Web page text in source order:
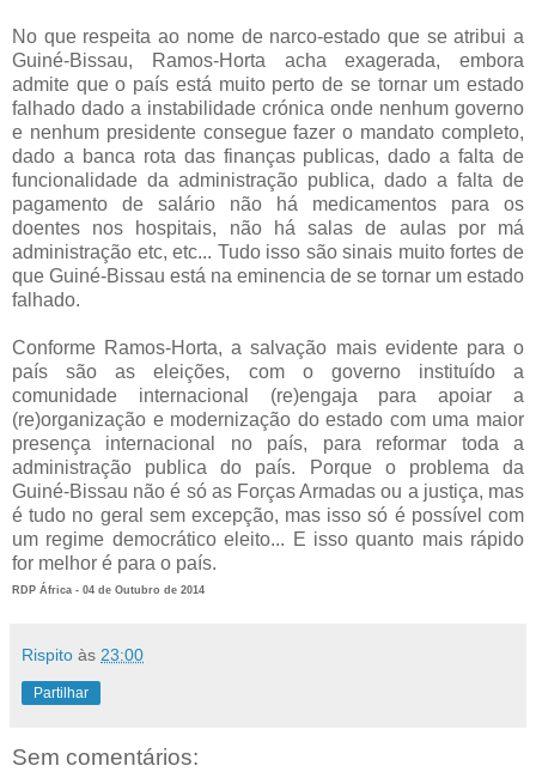
No que respeita ao nome de narco-estado que se atribui a
Guiné-Bissau, Ramos-Horta acha exagerada, embora
admite que o país está muito perto de se tornar um estado
falhado dado a instabilidade crónica onde nenhum governo
e nenhum presidente consegue fazer o mandato completo,
dado a banca rota das finanças publicas, dado a falta de
funcionalidade da administração publica, dado a falta de
pagamento de salário não há medicamentos para os
doentes nos hospitais, não há salas de aulas por má
administração etc, etc... Tudo isso são sinais muito fortes de
que Guiné-Bissau está na eminencia de se tornar um estado
falhado.
Conforme Ramos-Horta, a salvação mais evidente para o
país são as eleições, com o governo instituído a
comunidade internacional (re)engaja para apoiar a
(re)organização e modernização do estado com uma maior
presença internacional no país, para reformar toda a
administração publica do país. Porque o problema da
Guiné-Bissau não é só as Forças Armadas ou a justiça, mas
é tudo no geral sem excepção, mas isso só é possível com
um regime democrático eleito... E isso quanto mais rápido
for melhor é para o país.
RDP África - 04 de Outubro de 2014
Rispito às 23:00
Partilhar
Sem comentários: